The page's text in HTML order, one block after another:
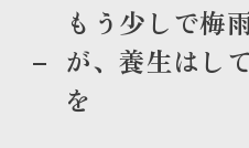
もう少しで梅
が、養生はし
を